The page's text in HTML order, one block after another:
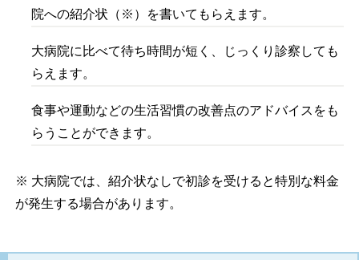
院への紹介状（※）を書いてもらえます。
大病院に比べて待ち時間が短く、じっくり診察しても
らえます。
食事や運動などの生活習慣の改善点のアドバイスをも
らうことができます。
※ 大病院では、紹介状なしで初診を受けると特別な料金
が発生する場合があります。